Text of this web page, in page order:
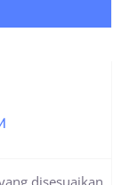
disesuaikan